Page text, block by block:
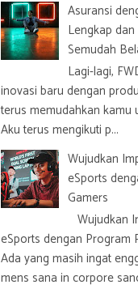
Asuransi
Lengkap
Semudah
Lagi-lagi,
inovasi baru dengan
terus memudahkan kamu
Aku terus mengikuti p...
Wujudkan
eSports
Gamers
Wujudkan
eSports dengan Program
Ada yang masih ingat
mens sana in corpore